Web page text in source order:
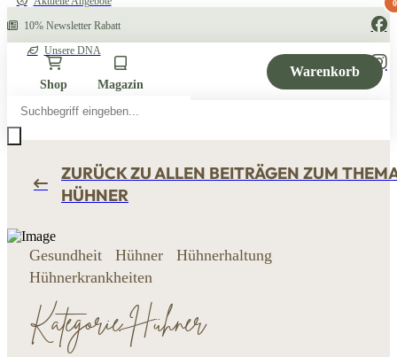
10% Newsletter Rabatt
Unsere DNA
Shop Magazin
Warenkorb
0
search
ZURÜCK ZU ALLEN BEITRÄGEN ZUM
HÜHNER
Gesundheit Hühner
Hühnerhaltung
Hühnerkrankheiten
Kategorie Hühner